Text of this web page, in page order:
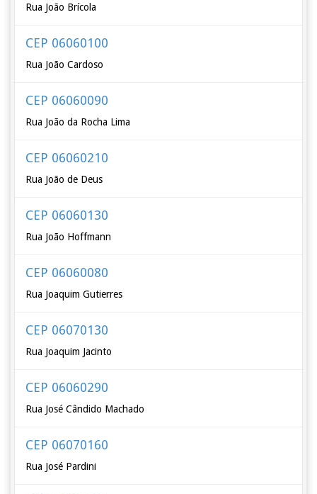
Rua João Brícola
CEP 06060100
Rua João Cardoso
CEP 06060090
Rua João da Rocha Lima
CEP 06060210
Rua João de Deus
CEP 06060130
Rua João Hoffmann
CEP 06060080
Rua Joaquim Gutierres
CEP 06070130
Rua Joaquim Jacinto
CEP 06060290
Rua José Cândido Machado
CEP 06070160
Rua José Pardini